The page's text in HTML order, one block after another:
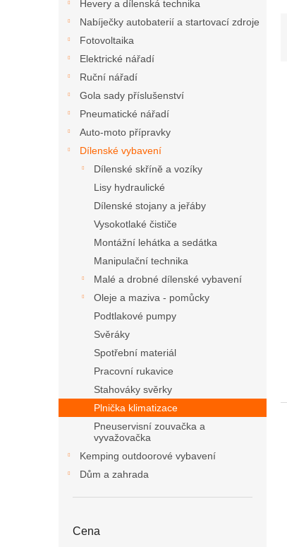
Hevery a dílenská technika
Nabíječky autobaterií a startovací zdroje
Fotovoltaika
Elektrické nářadí
Ruční nářadí
Gola sady příslušenství
Pneumatické nářadí
Auto-moto přípravky
Dílenské vybavení
Dílenské skříně a vozíky
Lisy hydraulické
Dílenské stojany a jeřáby
Vysokotlaké čističe
Montážní lehátka a sedátka
Manipulační technika
Malé a drobné dílenské vybavení
Oleje a maziva - pomůcky
Podtlakové pumpy
Svěráky
Spotřební materiál
Pracovní rukavice
Stahováky svěrky
Plnička klimatizace
Pneuservisní zouvačka a
vyvažovačka
Kemping outdoorové vybavení
Dům a zahrada
Cena